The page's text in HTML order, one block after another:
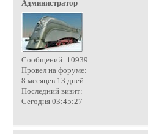
Администратор
Сообщений: 10939
Провел на форуме:
8 месяцев 13 дней
Последний визит:
Сегодня 03:45:27